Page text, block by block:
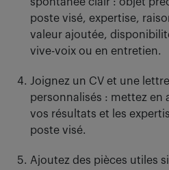
spontanée clair : objet
poste visé, expertise,
valeur ajoutée,
vive-voix ou en entretien.
Joignez un CV et une
personnalisés : mettez en
vos résultats et les
poste visé.
Ajoutez des pièces utiles